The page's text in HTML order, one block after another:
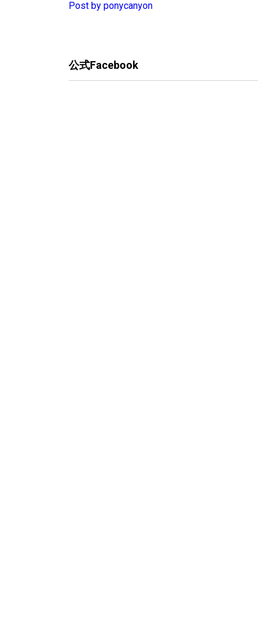
Post by ponycanyon
公式Facebook